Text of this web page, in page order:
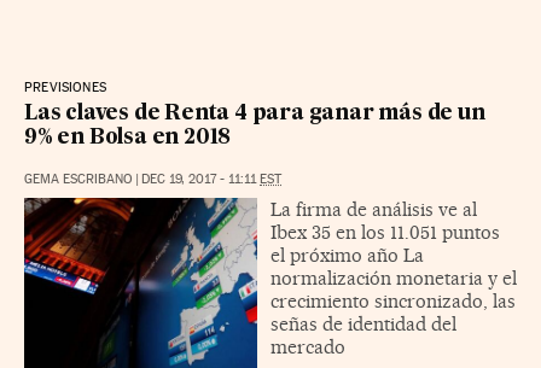
PREVISIONES
Las claves de Renta 4 para ganar más de un
9% en Bolsa en 2018
GEMA ESCRIBANO DEC 19, 2017 - 11:11 EST
La firma de análisis ve al
Ibex 35 en los 11.051 puntos
el próximo año La
normalización monetaria y el
crecimiento sincronizado, las
señas de identidad del
mercado